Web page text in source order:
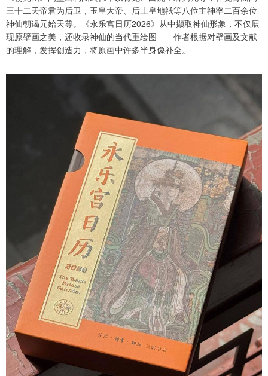
三十二天帝君为后卫，玉皇大帝、后土皇地祇等八位主神率二百余位
神仙朝谒元始天尊。《永乐宫日历2026》从中撷取神仙形象，不仅展
现原壁画之美，还收录神仙的当代重绘图——作者根据对壁画及文献
的理解，发挥创造力，将原画中许多半身像补全。